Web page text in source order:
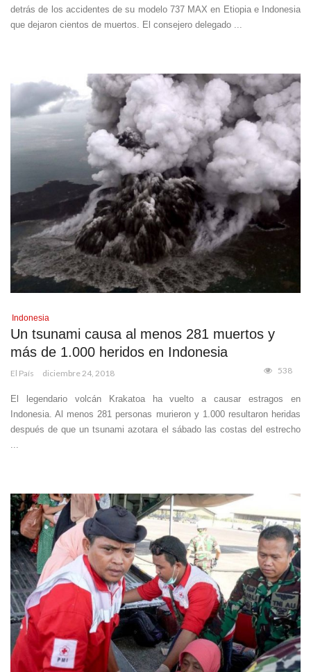
detrás de los accidentes de su modelo 737 MAX en Etiopia e Indonesia
que dejaron cientos de muertos. El consejero delegado ...
Indonesia
Un tsunami causa al menos 281 muertos y
más de 1.000 heridos en Indonesia
El País diciembre 24, 2018 538
El legendario volcán Krakatoa ha vuelto a causar estragos en
Indonesia. Al menos 281 personas murieron y 1.000 resultaron heridas
después de que un tsunami azotara el sábado las costas del estrecho
...